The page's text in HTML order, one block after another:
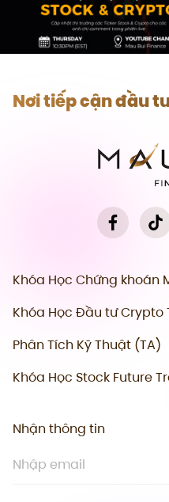
Nơi tiếp cận đầu
Khóa Học Chứng khoán
Khóa Học Đầu tư Crypto
Phân Tích Kỹ Thuật (TA)
Khóa Học Stock Future
Nhận thông tin